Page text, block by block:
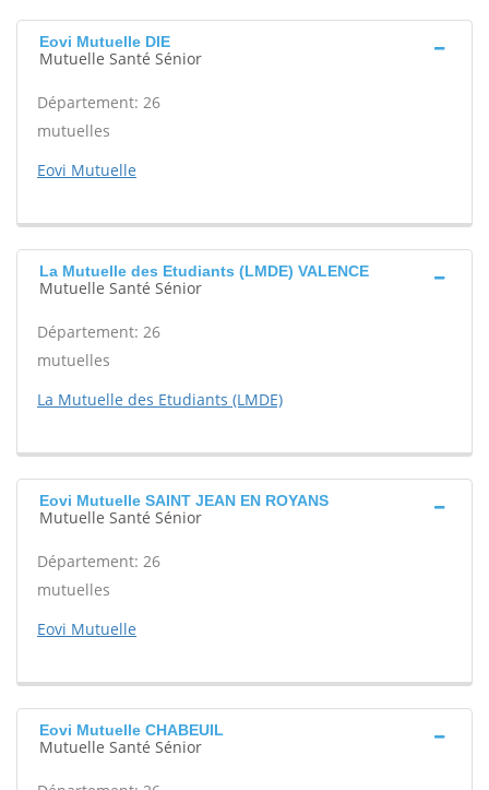
Eovi Mutuelle DIE
Mutuelle Santé Sénior
Département: 26
mutuelles
Eovi Mutuelle
La Mutuelle des Etudiants (LMDE) VALENCE
Mutuelle Santé Sénior
Département: 26
mutuelles
La Mutuelle des Etudiants (LMDE)
Eovi Mutuelle SAINT JEAN EN ROYANS
Mutuelle Santé Sénior
Département: 26
mutuelles
Eovi Mutuelle
Eovi Mutuelle CHABEUIL
Mutuelle Santé Sénior